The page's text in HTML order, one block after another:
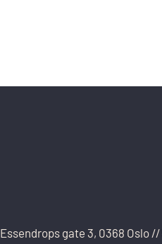
Essendrops gate 3, 0368 Oslo //